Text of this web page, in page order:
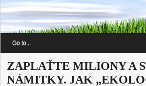
ZAPLAŤTE MILIONY A
NÁMITKY. JAK